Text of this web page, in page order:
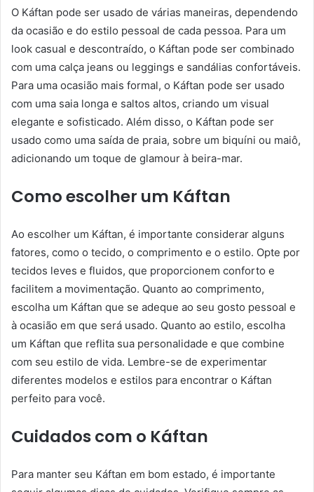
O Káftan pode ser usado de várias maneiras, dependendo
da ocasião e do estilo pessoal de cada pessoa. Para um
look casual e descontraído, o Káftan pode ser combinado
com uma calça jeans ou leggings e sandálias confortáveis.
Para uma ocasião mais formal, o Káftan pode ser usado
com uma saia longa e saltos altos, criando um visual
elegante e sofisticado. Além disso, o Káftan pode ser
usado como uma saída de praia, sobre um biquíni ou maiô,
adicionando um toque de glamour à beira-mar.
Como escolher um Káftan
Ao escolher um Káftan, é importante considerar alguns
fatores, como o tecido, o comprimento e o estilo. Opte por
tecidos leves e fluidos, que proporcionem conforto e
facilitem a movimentação. Quanto ao comprimento,
escolha um Káftan que se adeque ao seu gosto pessoal e
à ocasião em que será usado. Quanto ao estilo, escolha
um Káftan que reflita sua personalidade e que combine
com seu estilo de vida. Lembre-se de experimentar
diferentes modelos e estilos para encontrar o Káftan
perfeito para você.
Cuidados com o Káftan
Para manter seu Káftan em bom estado, é importante